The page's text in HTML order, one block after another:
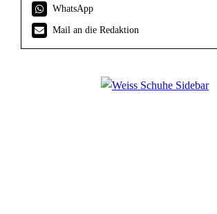
WhatsApp
Mail an die Redaktion